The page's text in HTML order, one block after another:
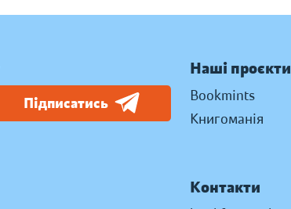
Підписатись
Наші проєкти
Bookmints
Книгоманія
Контакти